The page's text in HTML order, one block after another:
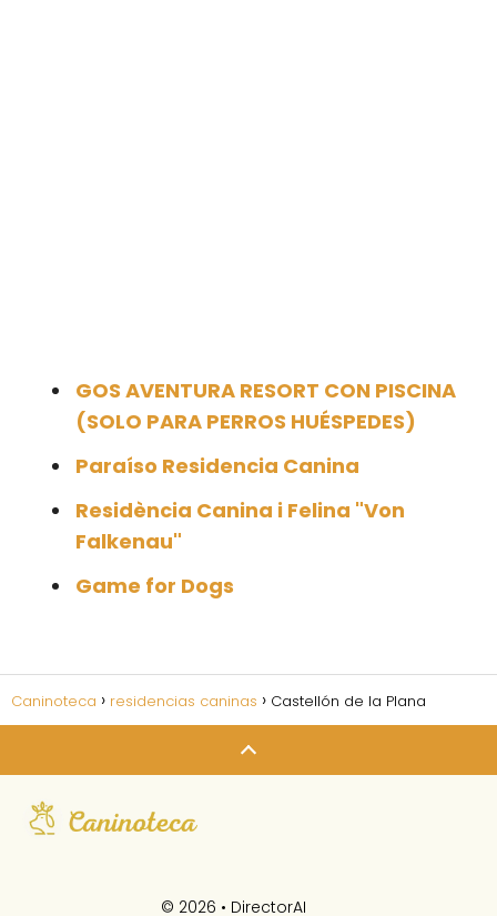
GOS AVENTURA RESORT CON PISCINA
(SOLO PARA PERROS HUÉSPEDES)
Paraíso Residencia Canina
Residència Canina i Felina "Von
Falkenau"
Game for Dogs
Caninoteca residencias caninas Castellón de la Plana
© 2026 • DirectorAI